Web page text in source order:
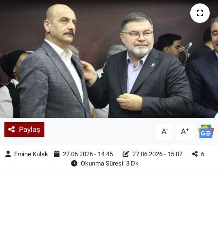
Paylaş A- A+
Emine Kulak 27.06.2026 - 14:45 27.06.2026 - 15:07
6
Okunma Süresi: 3 Dk
Haber Arşivi